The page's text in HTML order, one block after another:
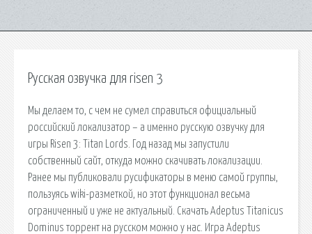
Русская озвучка для risen 3
Мы делаем то, с чем не сумел справиться официальный
российский локализатор – а именно русскую озвучку для
игры Risen 3: Titan Lords. Год назад мы запустили
собственный сайт, откуда можно скачивать локализации.
Ранее мы публиковали русификаторы в меню самой группы,
пользуясь wiki-разметкой, но этот функционал весьма
ограниченный и уже не актуальный. Скачать Adeptus Titanicus
Dominus торрент на русском можно у нас. Игра Adeptus